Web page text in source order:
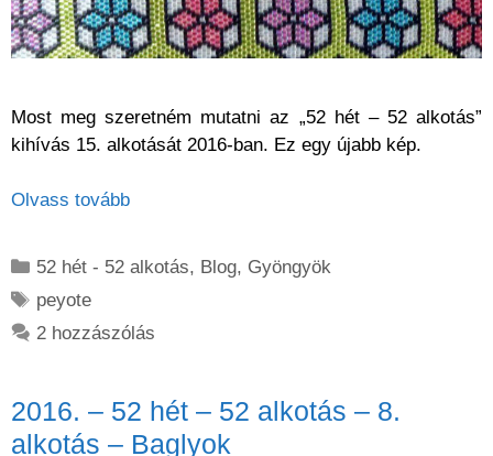
Most meg szeretném mutatni az „52 hét – 52 alkotás”
kihívás 15. alkotását 2016-ban. Ez egy újabb kép.
Olvass tovább
Kategória
52 hét - 52 alkotás, Blog, Gyöngyök
Címkék
peyote
2 hozzászólás
2016. – 52 hét – 52 alkotás – 8.
alkotás – Baglyok